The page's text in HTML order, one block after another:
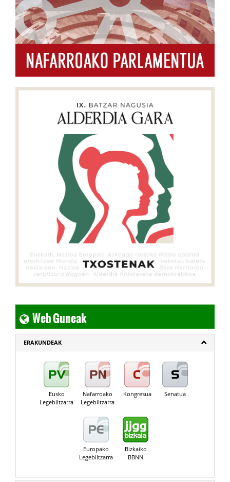
Web Guneak
ERAKUNDEAK
Eusko
Legebiltzarra
Nafarroako
Legebiltzarra
Kongresua Senatua
Europako
Legebiltzarra
Bizkaiko
BBNN